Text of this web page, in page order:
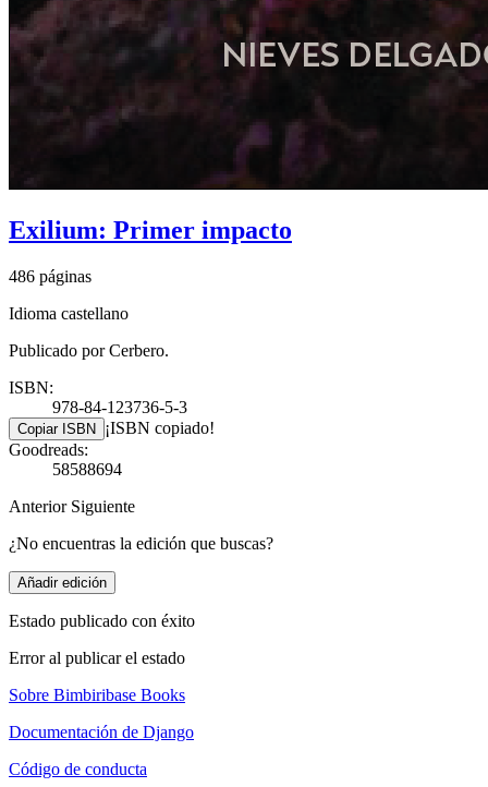
Exilium: Primer impacto
486 páginas
Idioma castellano
Publicado por Cerbero.
ISBN:
978-84-123736-5-3
Copiar ISBN ¡ISBN copiado!
Goodreads:
58588694
Anterior Siguiente
¿No encuentras la edición que buscas?
Añadir edición
Estado publicado con éxito
Error al publicar el estado
Sobre Bimbiribase Books
Documentación de Django
Código de conducta